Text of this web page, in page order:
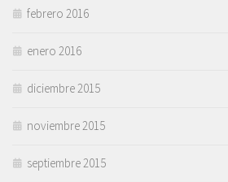
febrero 2016
enero 2016
diciembre 2015
noviembre 2015
septiembre 2015